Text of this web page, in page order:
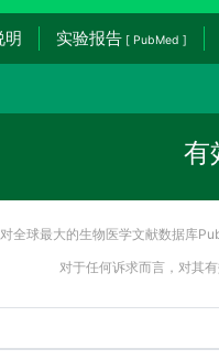
明 实验报告 [ PubMed ]
有
全球最大的生物医学文献数据库
对于任何诉求而言，对其